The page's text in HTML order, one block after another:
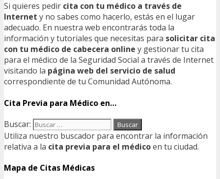
Si quieres pedir cita con tu médico a través de
Internet y no sabes como hacerlo, estás en el lugar
adecuado. En nuestra web encontrarás toda la
información y tutoriales que necesitas para solicitar cita
con tu médico de cabecera online y gestionar tu cita
para el médico de la Seguridad Social a través de Internet
visitando la página web del servicio de salud
correspondiente de tu Comunidad Autónoma.
Cita Previa para Médico en…
Buscar:
Utiliza nuestro buscador para encontrar la información
relativa a la cita previa para el médicoen tu ciudad.
Mapa de Citas Médicas